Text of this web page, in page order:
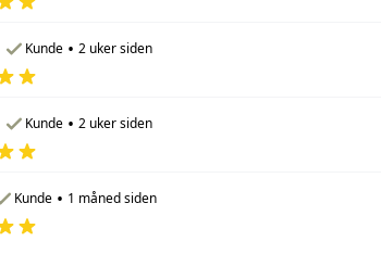
Kunde • 2 uker siden
Kunde • 2 uker siden
Kunde • 1 måned siden